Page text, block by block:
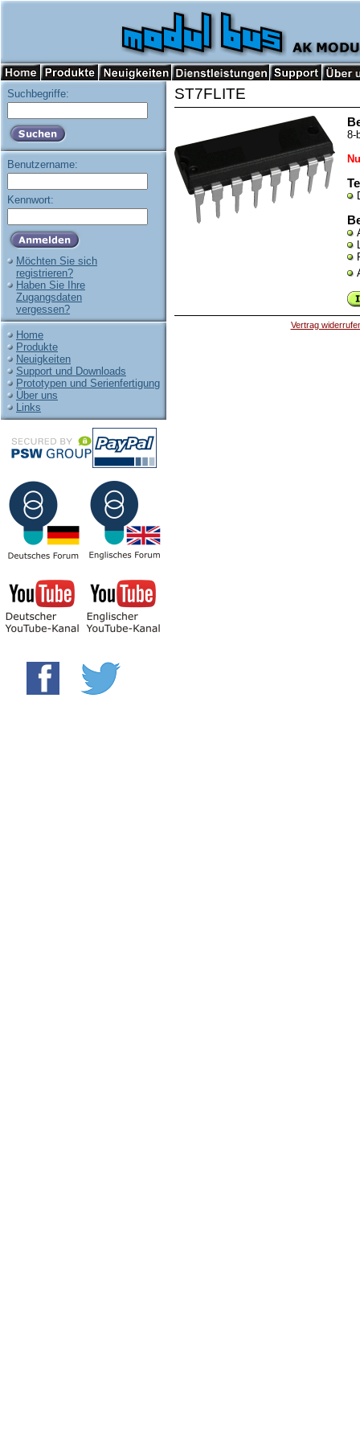
Suchbegriffe:
Benutzername:
Kennwort:
Möchten Sie sich
registrieren?
Haben Sie Ihre
Zugangsdaten
vergessen?
Home
Produkte
Neuigkeiten
Support und Downloads
Prototypen und Serienfertigung
Über uns
Links
ST7FLITE
8-
Vertrag